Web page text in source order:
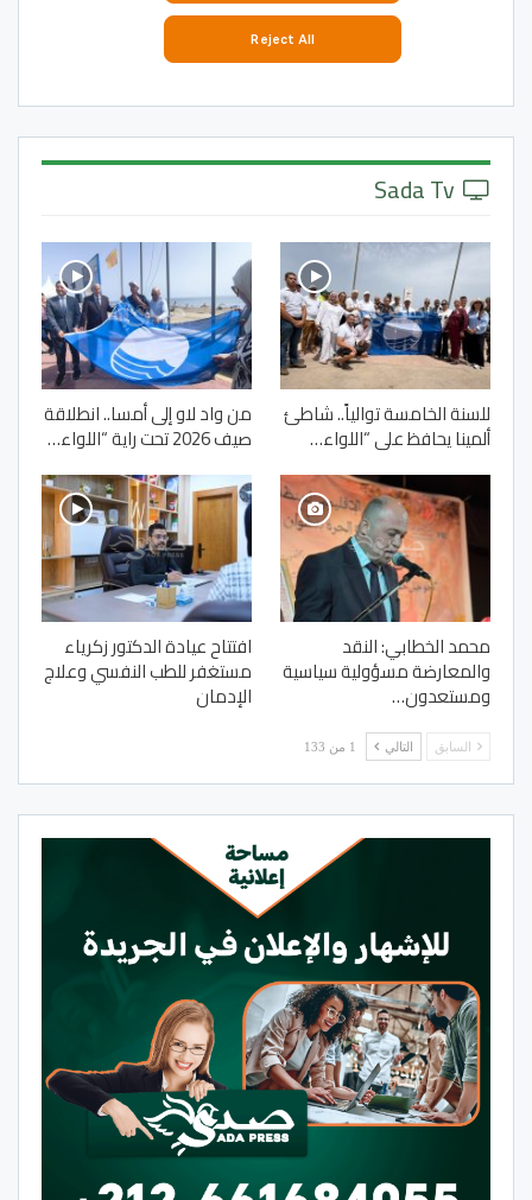
للسنة الخامسة توالياً.. شاطئ
ألمينا يحافظ على “اللواء…
من واد لاو إلى أمسا.. انطلاقة
صيف 2026 تحت راية “اللواء…
محمد الخطابي: النقد
والمعارضة مسؤولية سياسية
ومستعدون…
افتتاح عيادة الدكتور زكرياء
مستغفر للطب النفسي وعلاج
الإدمان
السابق التالي 1 من 133